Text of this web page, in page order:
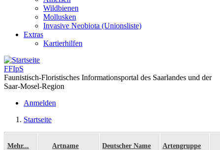
Wildbienen
Mollusken
Invasive Neobiota (Unionsliste)
Extras
Kartierhilfen
FFIpS
Faunistisch-Floristisches Informationsportal des Saarlandes und der
Saar-Mosel-Region
User
menu
Anmelden
Pfadnavigation
Startseite
Mehr... Artname Deutscher Name Artengruppe